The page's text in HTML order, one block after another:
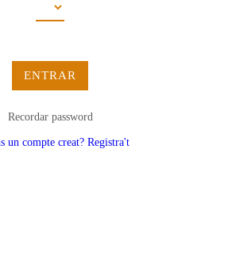
ENTRAR
Recordar password
un compte creat? Registra't